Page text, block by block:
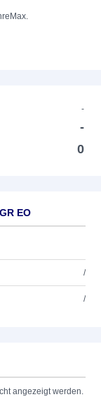
Max.
-
-
0
EO
/
/
angezeigt werden.